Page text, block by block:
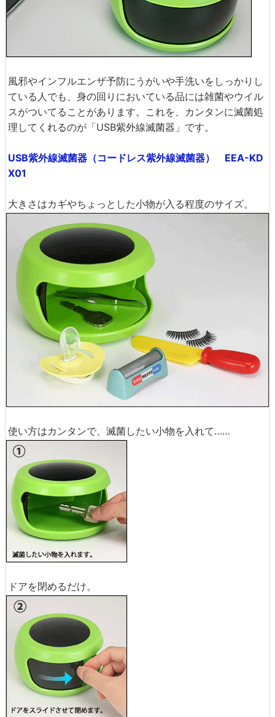
風邪やインフルエンザ予防にうがいや手洗いをしっかりし
ている人でも、身の回りにおいている品には雑菌やウイル
スがついてることがあります。これを、カンタンに滅菌処
理してくれるのが「USB紫外線滅菌器」です。
USB紫外線滅菌器（コードレス紫外線滅菌器） EEA-KD
X01
大きさはカギやちょっとした小物が入る程度のサイズ。
使い方はカンタンで、滅菌したい小物を入れて……
ドアを閉めるだけ。